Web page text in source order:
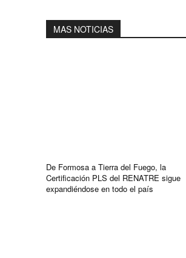
MAS NOTICIAS
De Formosa a Tierra del Fuego, la
Certificación PLS del RENATRE sigue
expandiéndose en todo el país